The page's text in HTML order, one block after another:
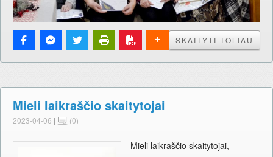
SKAITYTI TOLIAU
Mieli laikraščio skaitytojai
2023-04-06 | (0)
Mieli laikraščio skaitytojai,